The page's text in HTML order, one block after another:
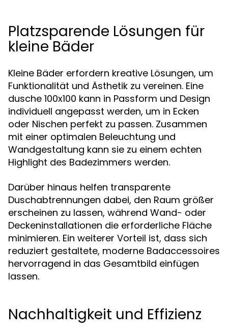
Platzsparende Lösungen für
kleine Bäder
Kleine Bäder erfordern kreative Lösungen, um
Funktionalität und Ästhetik zu vereinen. Eine
dusche 100x100 kann in Passform und Design
individuell angepasst werden, um in Ecken
oder Nischen perfekt zu passen. Zusammen
mit einer optimalen Beleuchtung und
Wandgestaltung kann sie zu einem echten
Highlight des Badezimmers werden.
Darüber hinaus helfen transparente
Duschabtrennungen dabei, den Raum größer
erscheinen zu lassen, während Wand- oder
Deckeninstallationen die erforderliche Fläche
minimieren. Ein weiterer Vorteil ist, dass sich
reduziert gestaltete, moderne Badaccessoires
hervorragend in das Gesamtbild einfügen
lassen.
Nachhaltigkeit und Effizienz